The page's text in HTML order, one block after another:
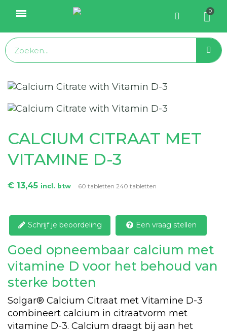
CALCIUM CITRAAT MET
VITAMINE D-3
€ 13,45 incl. btw 60 tabletten 240 tabletten
Schrijf je beoordeling Een vraag stellen
Goed opneembaar calcium met
vitamine D voor het behoud van
sterke botten
Solgar® Calcium Citraat met Vitamine D-3
combineert calcium in citraatvorm met
vitamine D-3. Calcium draagt bij aan het